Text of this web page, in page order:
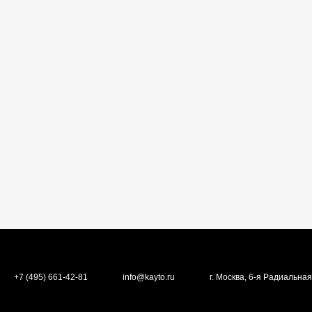
+7 (495) 661-42-81 info@kayto.ru г. Москва, 6-я